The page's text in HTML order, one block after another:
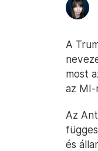
A
most
az MI-
Az
és